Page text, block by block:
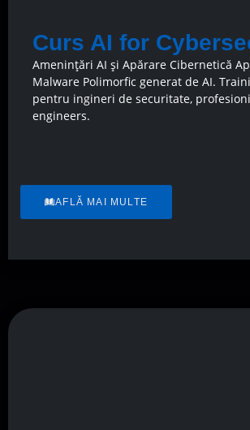
Curs AI for
Amenințări AI și Apărare Cibernetică
Malware Polimorfic generat de AI.
pentru ingineri de securitate,
engineers.
AFLĂ MAI MULTE